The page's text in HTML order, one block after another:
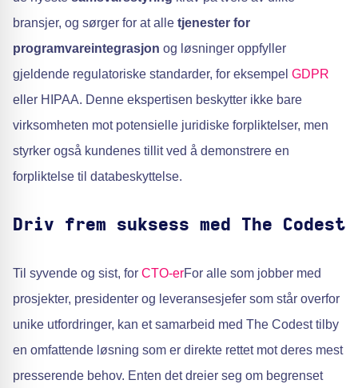
bransjer, og sørger for at alle tjenester for
programvareintegrasjon og løsninger oppfyller
gjeldende regulatoriske standarder, for eksempel GDPR
eller HIPAA. Denne ekspertisen beskytter ikke bare
virksomheten mot potensielle juridiske forpliktelser, men
styrker også kundenes tillit ved å demonstrere en
forpliktelse til databeskyttelse.
Driv frem suksess med The Codest
Til syvende og sist, for CTO-erFor alle som jobber med
prosjekter, presidenter og leveransesjefer som står overfor
unike utfordringer, kan et samarbeid med The Codest tilby
en omfattende løsning som er direkte rettet mot deres mest
presserende behov. Enten det dreier seg om begrenset